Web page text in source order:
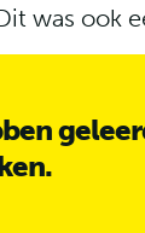
was ook